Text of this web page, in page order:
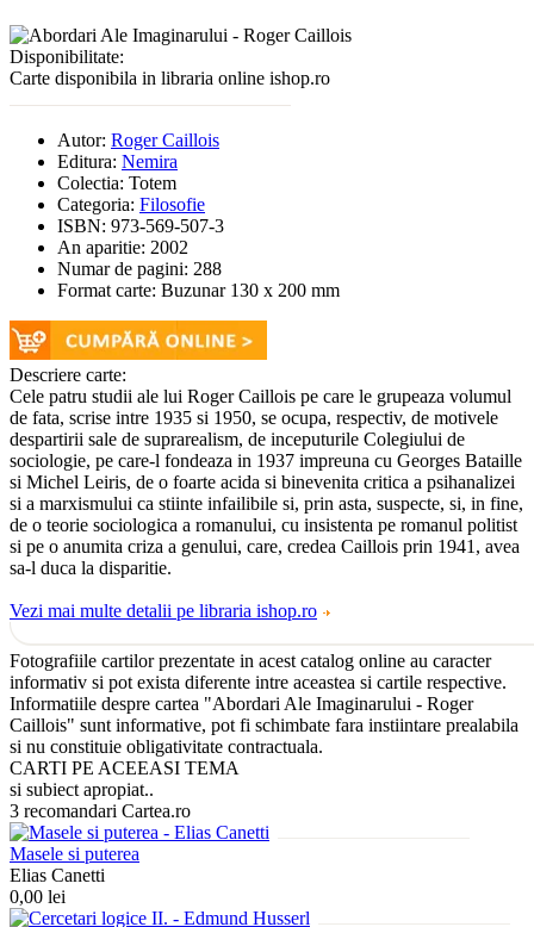
Disponibilitate:
Carte disponibila in libraria online ishop.ro
Autor: Roger Caillois
Editura: Nemira
Colectia: Totem
Categoria: Filosofie
ISBN: 973-569-507-3
An aparitie: 2002
Numar de pagini: 288
Format carte: Buzunar 130 x 200 mm
Descriere carte:
Cele patru studii ale lui Roger Caillois pe care le grupeaza volumul
de fata, scrise intre 1935 si 1950, se ocupa, respectiv, de motivele
despartirii sale de suprarealism, de inceputurile Colegiului de
sociologie, pe care-l fondeaza in 1937 impreuna cu Georges Bataille
si Michel Leiris, de o foarte acida si binevenita critica a psihanalizei
si a marxismului ca stiinte infailibile si, prin asta, suspecte, si, in fine,
de o teorie sociologica a romanului, cu insistenta pe romanul politist
si pe o anumita criza a genului, care, credea Caillois prin 1941, avea
sa-l duca la disparitie.
Vezi mai multe detalii pe libraria ishop.ro
Fotografiile cartilor prezentate in acest catalog online au caracter
informativ si pot exista diferente intre aceastea si cartile respective.
Informatiile despre cartea "Abordari Ale Imaginarului - Roger
Caillois" sunt informative, pot fi schimbate fara instiintare prealabila
si nu constituie obligativitate contractuala.
CARTI PE ACEEASI TEMA
si subiect apropiat..
3 recomandari Cartea.ro
Masele si puterea
Elias Canetti
0,00 lei